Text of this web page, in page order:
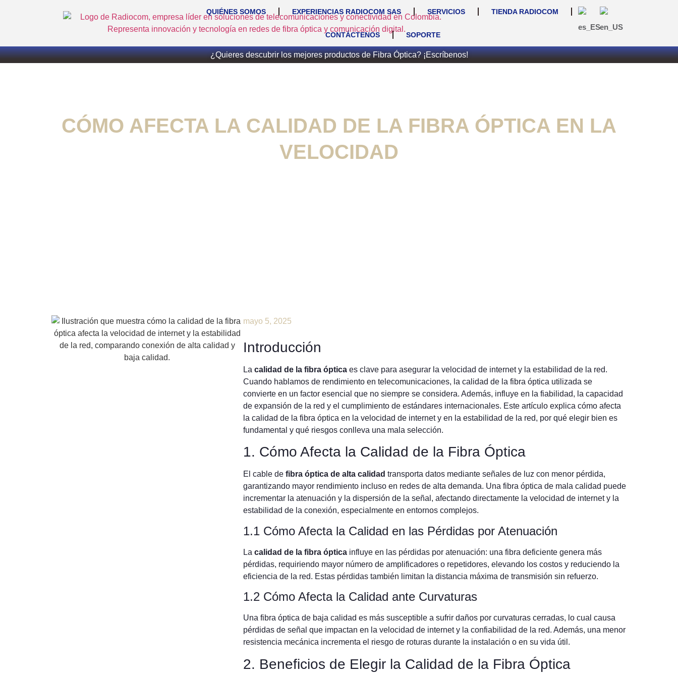
QUIÉNES SOMOS EXPERIENCIAS RADIOCOM SAS SERVICIOS TIENDA RADIOCOM
CONTÁCTENOS SOPORTE
¿Quieres descubrir los mejores productos de Fibra Óptica? ¡Escríbenos!
CÓMO AFECTA LA CALIDAD DE LA FIBRA ÓPTICA EN LA
VELOCIDAD
mayo 5, 2025
Introducción
La calidad de la fibra ópticaes clave para asegurar la velocidad de internet y la estabilidad de la red.
Cuando hablamos de rendimiento en telecomunicaciones, la calidad de la fibra óptica utilizada se
convierte en un factor esencial que no siempre se considera. Además, influye en la fiabilidad, la capacidad
de expansión de la red y el cumplimiento de estándares internacionales. Este artículo explica cómo afecta
la calidad de la fibra óptica en la velocidad de internet y en la estabilidad de la red, por qué elegir bien es
fundamental y qué riesgos conlleva una mala selección.
1. Cómo Afecta la Calidad de la Fibra Óptica
El cable de fibra óptica de alta calidad transporta datos mediante señales de luz con menor pérdida,
garantizando mayor rendimiento incluso en redes de alta demanda. Una fibra óptica de mala calidad puede
incrementar la atenuación y la dispersión de la señal, afectando directamente la velocidad de internet y la
estabilidad de la conexión, especialmente en entornos complejos.
1.1 Cómo Afecta la Calidad en las Pérdidas por Atenuación
La calidad de la fibra ópticainfluye en las pérdidas por atenuación: una fibra deficiente genera más
pérdidas, requiriendo mayor número de amplificadores o repetidores, elevando los costos y reduciendo la
eficiencia de la red. Estas pérdidas también limitan la distancia máxima de transmisión sin refuerzo.
1.2 Cómo Afecta la Calidad ante Curvaturas
Una fibra óptica de baja calidad es más susceptible a sufrir daños por curvaturas cerradas, lo cual causa
pérdidas de señal que impactan en la velocidad de internet y la confiabilidad de la red. Además, una menor
resistencia mecánica incrementa el riesgo de roturas durante la instalación o en su vida útil.
2. Beneficios de Elegir la Calidad de la Fibra Óptica